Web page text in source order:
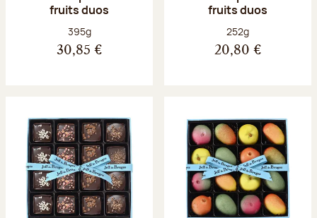
fruits duos
Poids net :
395g
30,85 €
fruits duos
Poids net :
252g
20,80 €